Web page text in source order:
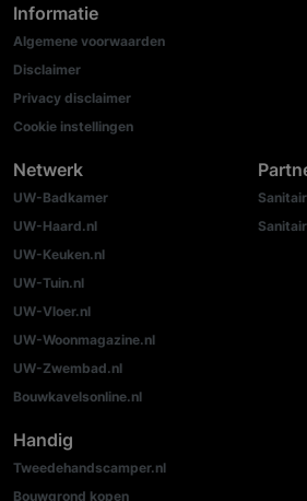
Informatie
Algemene voorwaarden
Disclaimer
Privacy disclaimer
Cookie instellingen
Netwerk
UW-Badkamer
UW-Haard.nl
UW-Keuken.nl
UW-Tuin.nl
UW-Vloer.nl
UW-Woonmagazine.nl
UW-Zwembad.nl
Bouwkavelsonline.nl
Handig
Tweedehandscamper.nl
Bouwgrond kopen